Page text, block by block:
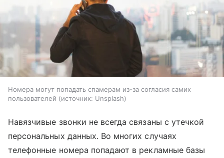
Номера могут попадать спамерам из-за согласия самих
пользователей
источник: Unsplash
Навязчивые звонки не всегда связаны с утечкой
персональных данных. Во многих случаях
телефонные номера попадают в рекламные базы